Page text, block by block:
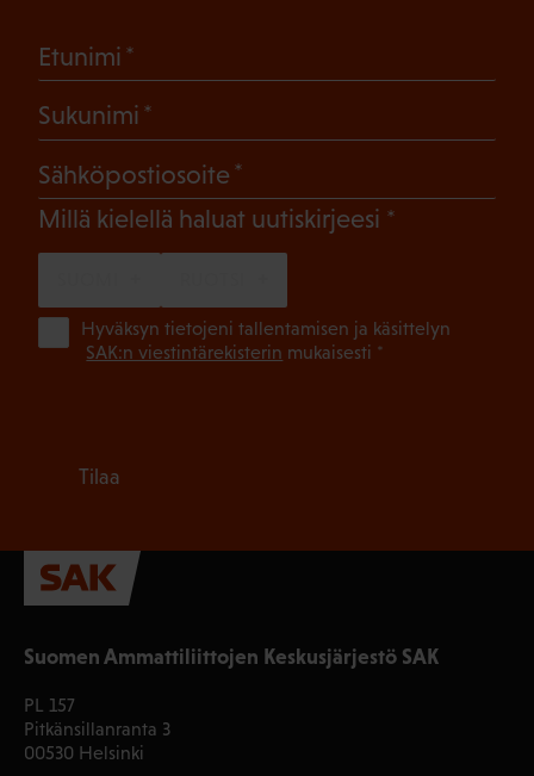
Suomen Ammattiliittojen Keskusjärjestö SAK
PL 157
Pitkänsillanranta 3
00530 Helsinki
Etunimi
Sukunimi
Sähköpostiosoite
Millä kielellä haluat uutiskirjeesi (Pakollinen)
Hyväksyn tietojeni tallentamisen ja käsittelyn
SAK:n viestintärekisterin mukaisesti *
Tilaa